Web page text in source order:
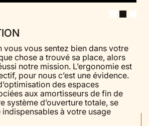
vous vous sentez bien dans votre
chose a trouvé sa place, alors
notre mission. L’ergonomie est
pour nous c’est une évidence.
des espaces
aux amortisseurs de fin de
système d’ouverture totale, se
à votre usage